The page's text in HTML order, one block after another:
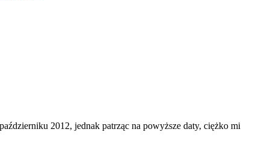
2012, jednak patrząc na powyższe daty, ciężko mi